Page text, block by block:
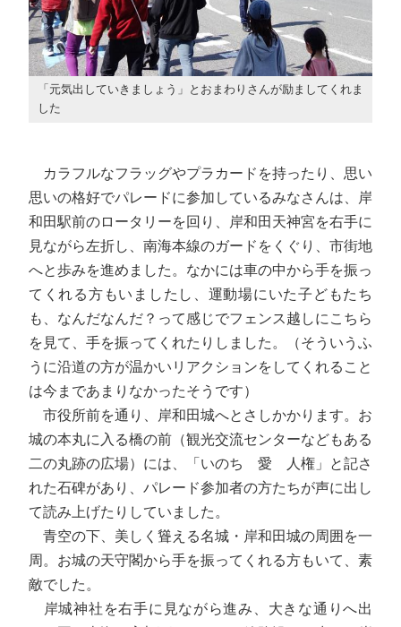
「元気出していきましょう」とおまわりさんが励ましてくれま
した
カラフルなフラッグやプラカードを持ったり、思い
思いの格好でパレードに参加しているみなさんは、岸
和田駅前のロータリーを回り、岸和田天神宮を右手に
見ながら左折し、南海本線のガードをくぐり、市街地
へと歩みを進めました。なかには車の中から手を振っ
てくれる方もいましたし、運動場にいた子どもたち
も、なんだなんだ？って感じでフェンス越しにこちら
を見て、手を振ってくれたりしました。（そういうふ
うに沿道の方が温かいリアクションをしてくれること
は今まであまりなかったそうです）
市役所前を通り、岸和田城へとさしかかります。お
城の本丸に入る橋の前（観光交流センターなどもある
二の丸跡の広場）には、「いのち 愛 人権」と記さ
れた石碑があり、パレード参加者の方たちが声に出し
て読み上げたりしていました。
青空の下、美しく聳える名城・岸和田城の周囲を一
周。お城の天守閣から手を振ってくれる方もいて、素
敵でした。
岸城神社を右手に見ながら進み、大きな通りへ出